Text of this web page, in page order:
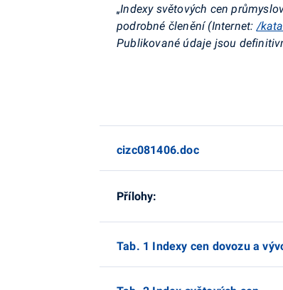
„Indexy světových cen
podrobné členění (Internet:/
Publikované údaje jsou
cizc081406.doc
Přílohy:
Tab. 1 Indexy cen dovozu a